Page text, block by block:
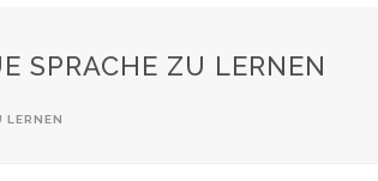
SPRACHE ZU LERNEN
LERNEN